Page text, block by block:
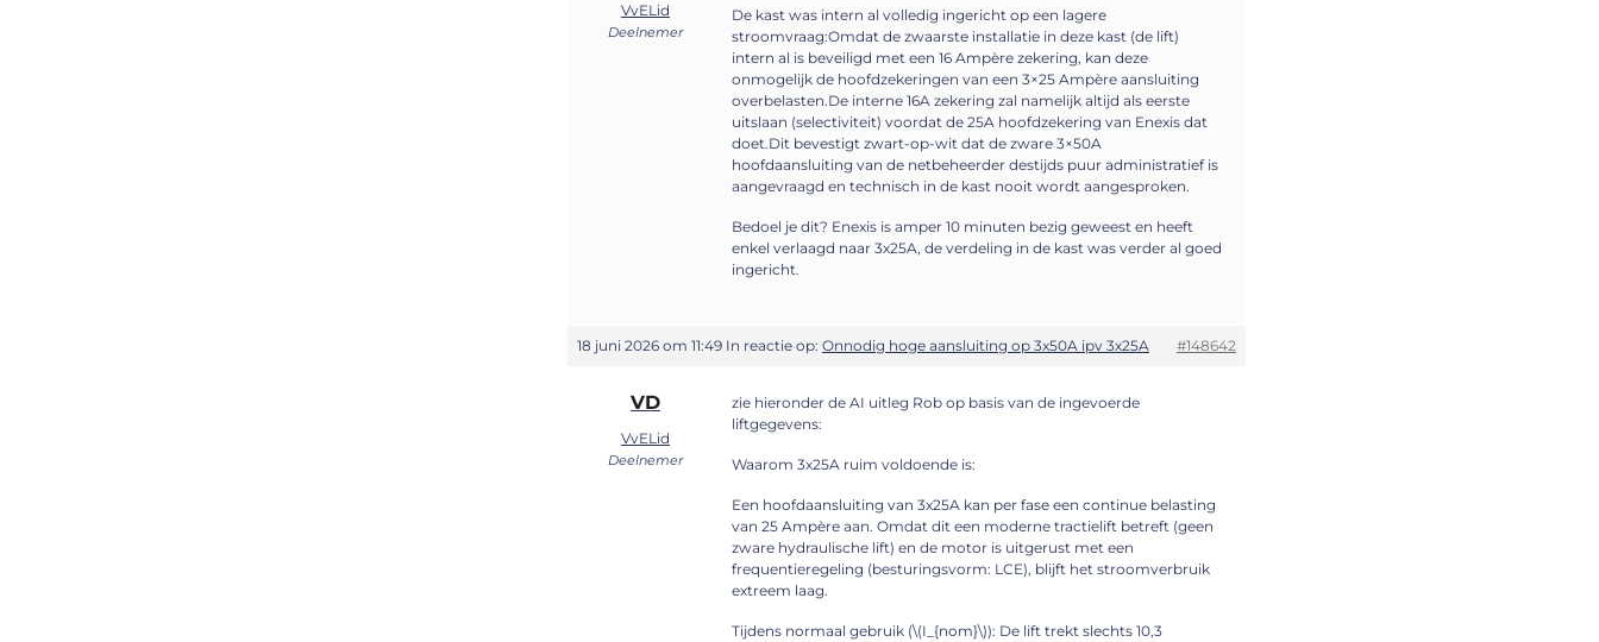
VvELid
Deelnemer
De kast was intern al volledig ingericht op een lagere
stroomvraag:Omdat de zwaarste installatie in deze kast (de lift)
intern al is beveiligd met een 16 Ampère zekering, kan deze
onmogelijk de hoofdzekeringen van een 3×25 Ampère aansluiting
overbelasten.De interne 16A zekering zal namelijk altijd als eerste
uitslaan (selectiviteit) voordat de 25A hoofdzekering van Enexis dat
doet.Dit bevestigt zwart-op-wit dat de zware 3×50A
hoofdaansluiting van de netbeheerder destijds puur administratief is
aangevraagd en technisch in de kast nooit wordt aangesproken.
Bedoel je dit? Enexis is amper 10 minuten bezig geweest en heeft
enkel verlaagd naar 3x25A, de verdeling in de kast was verder al goed
ingericht.
18 juni 2026 om 11:49 In reactie op: Onnodig hoge aansluiting op 3x50A ipv 3x25A #148642
VD
VvELid
Deelnemer
zie hieronder de AI uitleg Rob op basis van de ingevoerde
liftgegevens:
Waarom 3x25A ruim voldoende is:
Een hoofdaansluiting van 3x25A kan per fase een continue belasting
van 25 Ampère aan. Omdat dit een moderne tractielift betreft (geen
zware hydraulische lift) en de motor is uitgerust met een
frequentieregeling (besturingsvorm: LCE), blijft het stroomverbruik
extreem laag.
Tijdens normaal gebruik (\(I_{nom}\)): De lift trekt slechts 10,3